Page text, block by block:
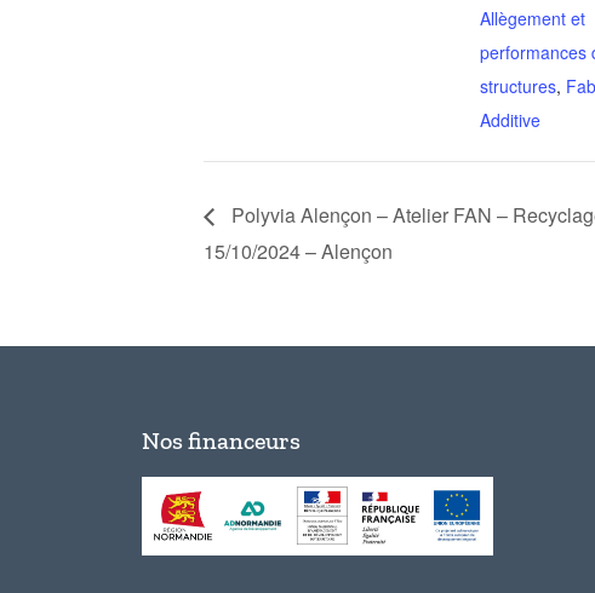
Allègement et
performances
structures,
Additive
Polyvia Alençon – Atelier FAN –
15/10/2024 – Alençon
Nos financeurs